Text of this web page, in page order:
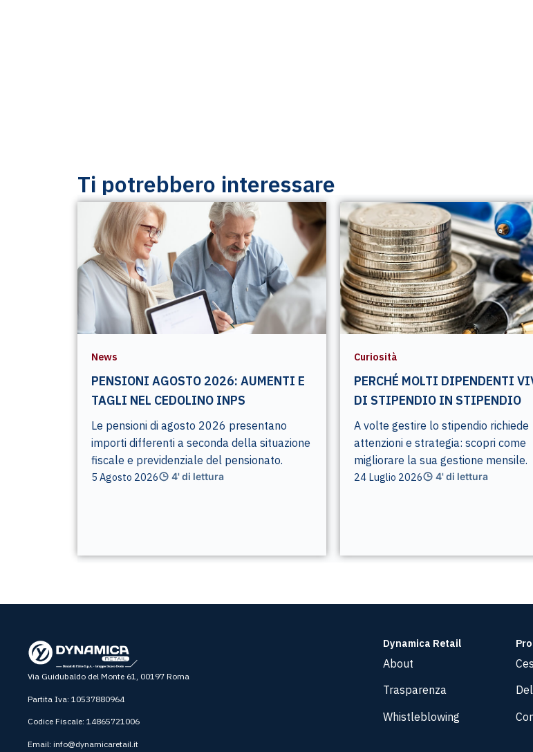
Ti potrebbero interessare
News
PENSIONI AGOSTO 2026: AUMENTI E
TAGLI NEL CEDOLINO INPS
Le pensioni di agosto 2026 presentano
importi differenti a seconda della situazione
fiscale e previdenziale del pensionato.
5 Agosto 2026 4' di lettura
Curiosità
PERCHÉ MOLTI DIPENDENTI
DI STIPENDIO IN STIPENDIO
A volte gestire lo stipendio richiede
attenzioni e strategia: scopri come
migliorare la sua gestione mensile.
24 Luglio 2026 4' di lettura
Via Guidubaldo del Monte 61, 00197 Roma
Partita Iva: 10537880964
Codice Fiscale: 14865721006
Email: info@dynamicaretail.it
Dynamica Retail
About
Trasparenza
Whistleblowing